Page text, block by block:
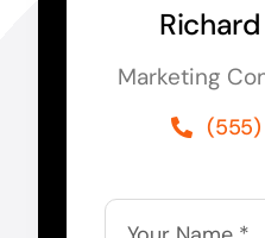
Marketing